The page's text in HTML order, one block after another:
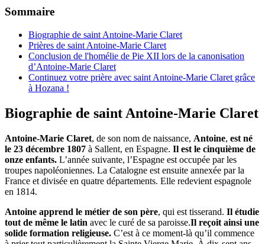
Sommaire
Biographie de saint Antoine-Marie Claret
Prières de saint Antoine-Marie Claret
Conclusion de l'homélie de Pie XII lors de la canonisation
d’Antoine-Marie Claret
Continuez votre prière avec saint Antoine-Marie Claret grâce
à Hozana !
Biographie de saint Antoine-Marie Claret
Antoine-Marie Claret, de son nom de naissance, Antoine, est né
le 23 décembre 1807 à Sallent, en Espagne. Il est le cinquième de
onze enfants. L’année suivante, l’Espagne est occupée par les
troupes napoléoniennes. La Catalogne est ensuite annexée par la
France et divisée en quatre départements. Elle redevient espagnole
en 1814.
Antoine apprend le métier de son père, qui est tisserand. Il étudie
tout de même le latin avec le curé de sa paroisse.Il reçoit ainsi une
solide formation religieuse. C’est à ce moment-là qu’il commence